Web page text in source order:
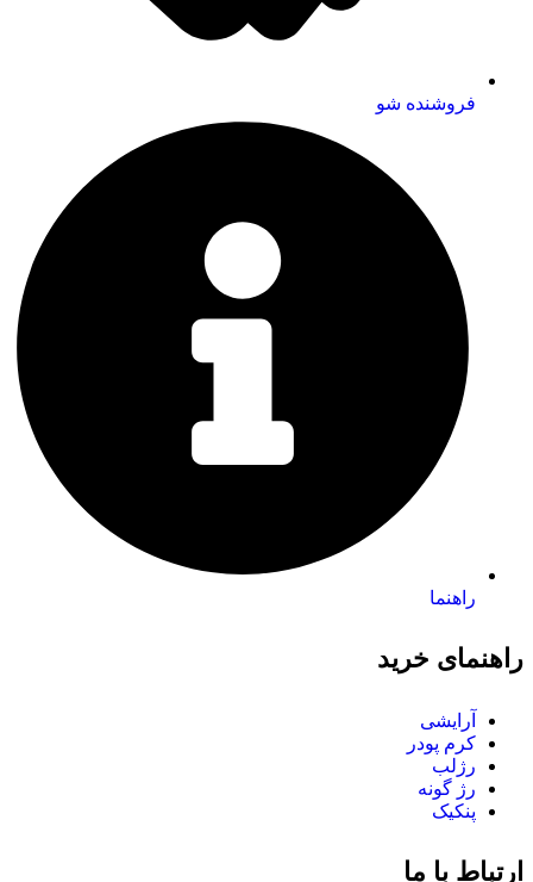
فروشنده شو
راهنما
راهنمای خرید
آرایشی
کرم پودر
رژلب
رژ گونه
پنکیک
ارتباط با ما